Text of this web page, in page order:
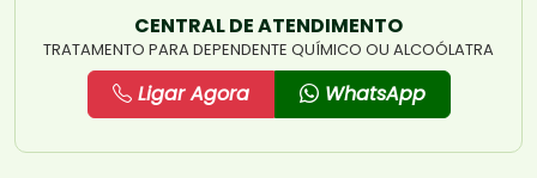
CENTRAL DE ATENDIMENTO
TRATAMENTO PARA DEPENDENTE QUÍMICO OU ALCOÓLATRA
Ligar Agora WhatsApp